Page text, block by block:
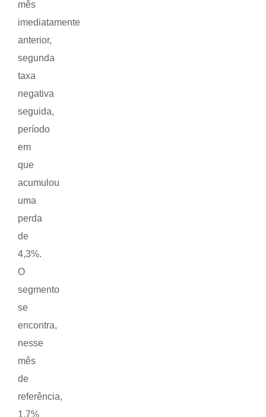
mês
imediatamente
anterior,
segunda
taxa
negativa
seguida,
período
em
que
acumulou
uma
perda
de
4,3%.
O
segmento
se
encontra,
nesse
mês
de
referência,
1,7%